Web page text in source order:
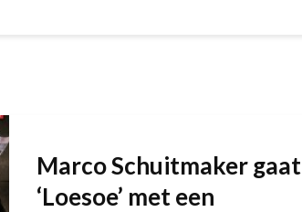
Marco Schuitmaker gaat
‘Loesoe’ met een